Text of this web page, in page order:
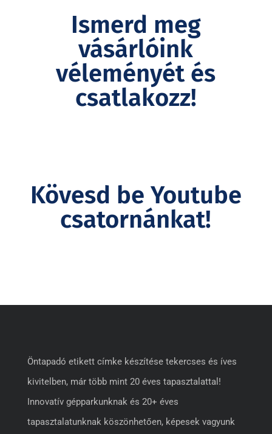
Ismerd meg
vásárlóink
véleményét és
csatlakozz!
Kövesd be Youtube
csatornánkat!
Öntapadó etikett címke készítése tekercses és íves
kivitelben, már több mint 20 éves tapasztalattal!
Innovatív gépparkunknak és 20+ éves
tapasztalatunknak köszönhetően, képesek vagyunk